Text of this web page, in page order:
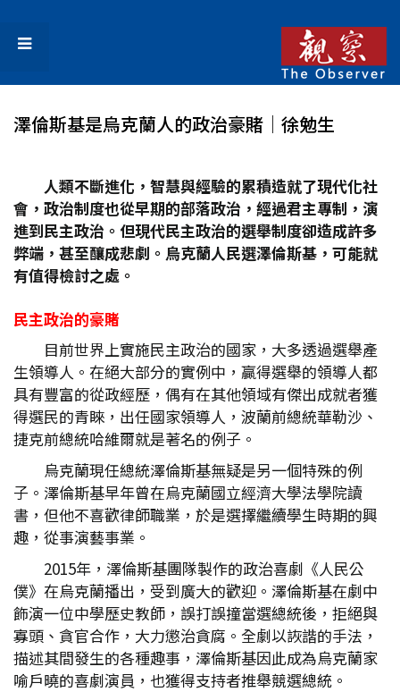
澤倫斯基是烏克蘭人的政治豪賭│徐勉生
人類不斷進化，智慧與經驗的累積造就了現代化社
會，政治制度也從早期的部落政治，經過君主專制，演
進到民主政治。但現代民主政治的選舉制度卻造成許多
弊端，甚至釀成悲劇。烏克蘭人民選澤倫斯基，可能就
有值得檢討之處。
民主政治的豪賭
目前世界上實施民主政治的國家，大多透過選舉產
生領導人。在絕大部分的實例中，贏得選舉的領導人都
具有豐富的從政經歷，偶有在其他領域有傑出成就者獲
得選民的青睞，出任國家領導人，波蘭前總統華勒沙、
捷克前總統哈維爾就是著名的例子。
烏克蘭現任總統澤倫斯基無疑是另一個特殊的例
子。澤倫斯基早年曾在烏克蘭國立經濟大學法學院讀
書，但他不喜歡律師職業，於是選擇繼續學生時期的興
趣，從事演藝事業。
2015年，澤倫斯基團隊製作的政治喜劇《人民公
僕》在烏克蘭播出，受到廣大的歡迎。澤倫斯基在劇中
飾演一位中學歷史教師，誤打誤撞當選總統後，拒絕與
寡頭、貪官合作，大力懲治貪腐。全劇以詼諧的手法，
描述其間發生的各種趣事，澤倫斯基因此成為烏克蘭家
喻戶曉的喜劇演員，也獲得支持者推舉競選總統。